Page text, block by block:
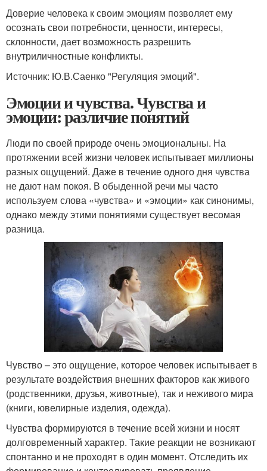
Доверие человека к своим эмоциям позволяет ему
осознать свои потребности, ценности, интересы,
склонности, дает возможность разрешить
внутриличностные конфликты.
Источник: Ю.В.Саенко "Регуляция эмоций".
Эмоции и чувства. Чувства и
эмоции: различие понятий
Люди по своей природе очень эмоциональны. На
протяжении всей жизни человек испытывает миллионы
разных ощущений. Даже в течение одного дня чувства
не дают нам покоя. В обыденной речи мы часто
используем слова «чувства» и «эмоции» как синонимы,
однако между этими понятиями существует весомая
разница.
Чувство – это ощущение, которое человек испытывает в
результате воздействия внешних факторов как живого
(родственники, друзья, животные), так и неживого мира
(книги, ювелирные изделия, одежда).
Чувства формируются в течение всей жизни и носят
долговременный характер. Такие реакции не возникают
спонтанно и не проходят в один момент. Отследить их